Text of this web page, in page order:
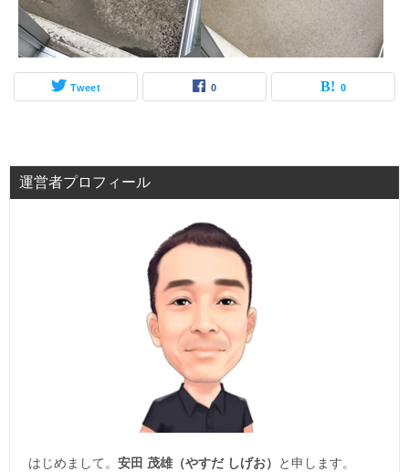
Tweet 0 0
運営者プロフィール
はじめまして。 安田 茂雄（やすだ しげお）
と申します。